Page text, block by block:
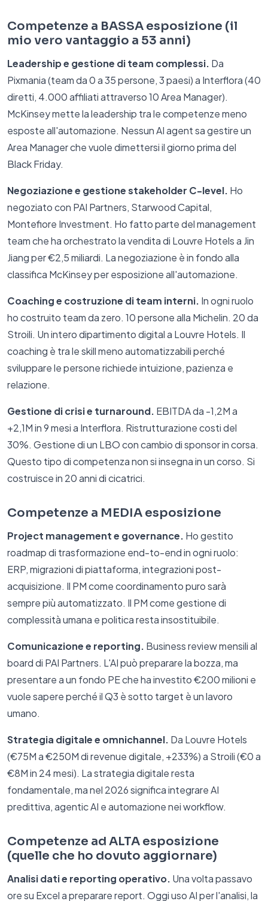
Competenze a BASSA esposizione (il
mio vero vantaggio a 53 anni)
Leadership e gestione di team complessi. Da
Pixmania (team da 0 a 35 persone, 3 paesi) a Interflora (40
diretti, 4.000 affiliati attraverso 10 Area Manager).
McKinsey mette la leadership tra le competenze meno
esposte all'automazione. Nessun AI agent sa gestire un
Area Manager che vuole dimettersi il giorno prima del
Black Friday.
Negoziazione e gestione stakeholder C-level. Ho
negoziato con PAI Partners, Starwood Capital,
Montefiore Investment. Ho fatto parte del management
team che ha orchestrato la vendita di Louvre Hotels a Jin
Jiang per €2,5 miliardi. La negoziazione è in fondo alla
classifica McKinsey per esposizione all'automazione.
Coaching e costruzione di team interni. In ogni ruolo
ho costruito team da zero. 10 persone alla Michelin. 20 da
Stroili. Un intero dipartimento digital a Louvre Hotels. Il
coaching è tra le skill meno automatizzabili perché
sviluppare le persone richiede intuizione, pazienza e
relazione.
Gestione di crisi e turnaround. EBITDA da -1,2M a
+2,1M in 9 mesi a Interflora. Ristrutturazione costi del
30%. Gestione di un LBO con cambio di sponsor in corsa.
Questo tipo di competenza non si insegna in un corso. Si
costruisce in 20 anni di cicatrici.
Competenze a MEDIA esposizione
Project management e governance. Ho gestito
roadmap di trasformazione end-to-end in ogni ruolo:
ERP, migrazioni di piattaforma, integrazioni post-
acquisizione. Il PM come coordinamento puro sarà
sempre più automatizzato. Il PM come gestione di
complessità umana e politica resta insostituibile.
Comunicazione e reporting. Business review mensili al
board di PAI Partners. L'AI può preparare la bozza, ma
presentare a un fondo PE che ha investito €200 milioni e
vuole sapere perché il Q3 è sotto target è un lavoro
umano.
Strategia digitale e omnichannel. Da Louvre Hotels
(€75M a €250M di revenue digitale, +233%) a Stroili (€0 a
€8M in 24 mesi). La strategia digitale resta
fondamentale, ma nel 2026 significa integrare AI
predittiva, agentic AI e automazione nei workflow.
Competenze ad ALTA esposizione
(quelle che ho dovuto aggiornare)
Analisi dati e reporting operativo. Una volta passavo
ore su Excel a preparare report. Oggi uso AI per l'analisi, la